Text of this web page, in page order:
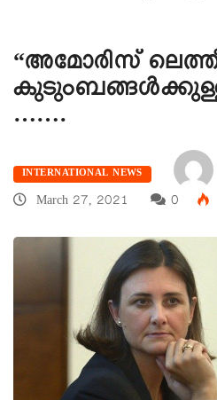
“അമോരിസ്
…….
INTERNATIONAL NEWS
March 27, 2021
0